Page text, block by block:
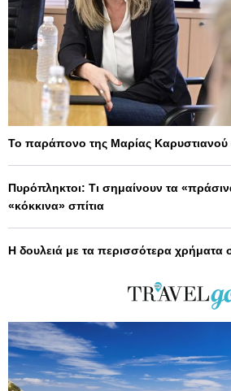
Το παράπονο της Μαρίας
Πυρόπληκτοι: Τι σημαίνουν τα
«κόκκινα» σπίτια
Η δουλειά με τα περισσότερα χρήματα